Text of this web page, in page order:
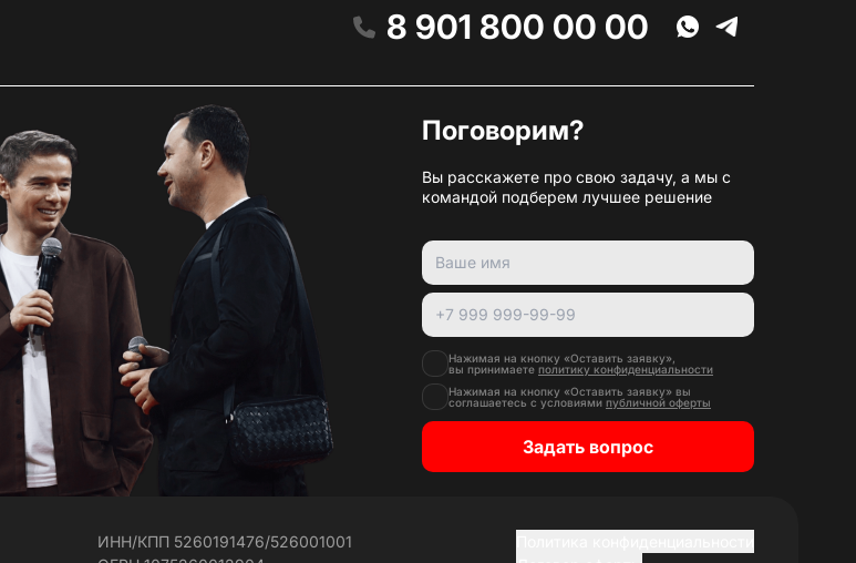
8 901 800 00 00
Поговорим?
Вы расскажете про свою задачу, а мы с
командой подберем лучшее решение
Нажимая на кнопку «Оставить заявку»,
вы принимаете политику конфиденциальности
Нажимая на кнопку «Оставить заявку» вы
соглашаетесь с условиями публичной оферты
Задать вопрос
ИНН/КПП 5260191476/526001001